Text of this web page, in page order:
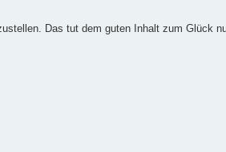
Das tut dem guten Inhalt zum Glück